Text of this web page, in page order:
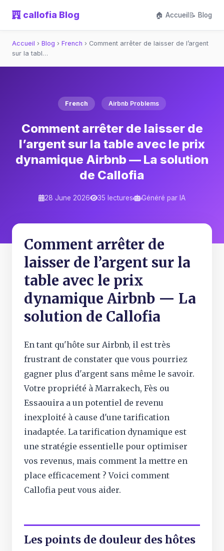
callofia Blog 🏠 Accueil📝 Blog
Accueil › Blog › French › Comment arrêter de laisser de l’argent
sur la tabl…
French Airbnb Problems
Comment arrêter de laisser de
l’argent sur la table avec le prix
dynamique Airbnb — La solution
de Callofia
28 June 2026 35 lectures Généré par IA
Comment arrêter de
laisser de l’argent sur la
table avec le prix
dynamique Airbnb — La
solution de Callofia
En tant qu'hôte sur Airbnb, il est très
frustrant de constater que vous pourriez
gagner plus d'argent sans même le savoir.
Votre propriété à Marrakech, Fès ou
Essaouira a un potentiel de revenu
inexploité à cause d'une tarification
inadaptée. La tarification dynamique est
une stratégie essentielle pour optimiser
vos revenus, mais comment la mettre en
place efficacement ? Voici comment
Callofia peut vous aider.
Les points de douleur des hôtes